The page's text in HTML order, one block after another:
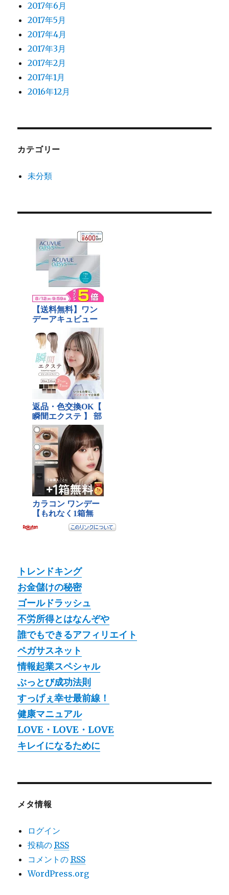
2017年6月
2017年5月
2017年4月
2017年3月
2017年2月
2017年1月
2016年12月
カテゴリー
未分類
トレンドキング
お金儲けの秘密
ゴールドラッシュ
不労所得とはなんぞや
誰でもできるアフィリエイト
ペガサスネット
情報起業スペシャル
ぶっとび成功法則
すっげぇ幸せ最前線！
健康マニュアル
LOVE・LOVE・LOVE
キレイになるために
メタ情報
ログイン
投稿のRSS
コメントのRSS
WordPress.org